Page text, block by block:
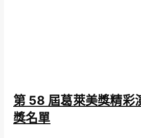
第 58 屆葛萊美獎精彩
獎名單